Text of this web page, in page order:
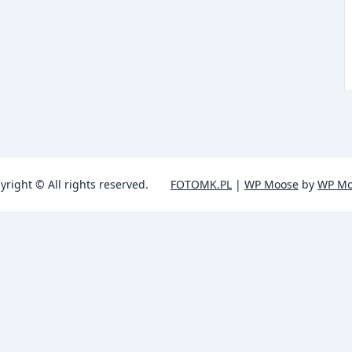
© All rights reserved. FOTOMK.PL | WP Moose by WP